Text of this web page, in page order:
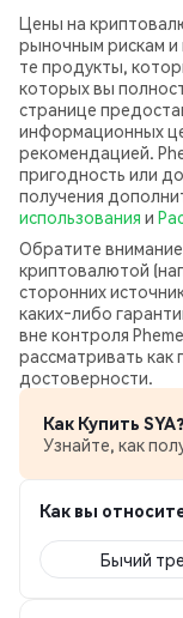
Цены на
рыночным рискам и
те продукты,
которых вы
странице
информационных
рекомендацией.
пригодность или
получения
использования и
Обратите
криптовалютой
сторонних
каких‑либо
вне контроля
рассматривать
достоверности.
Как Купить SYA?
Узнайте, как
Как вы
Бычий